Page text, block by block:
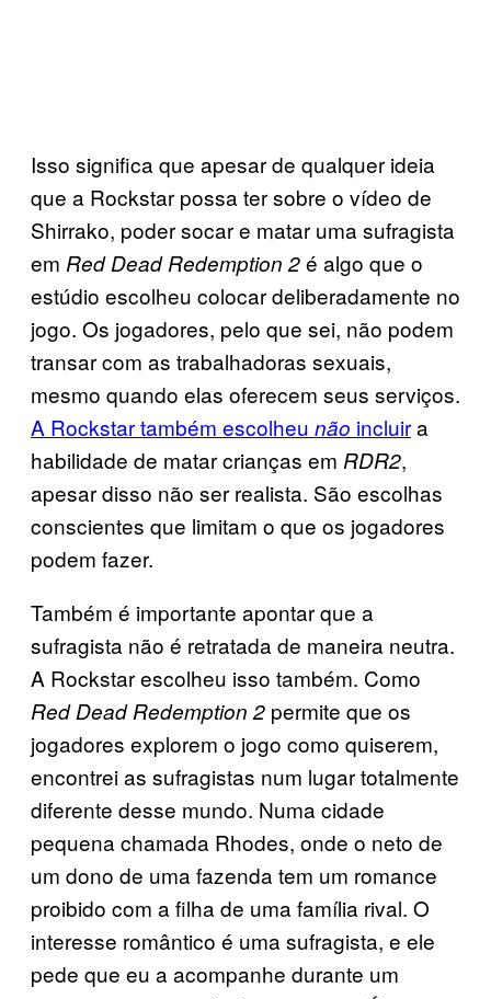
Isso significa que apesar de qualquer ideia
que a Rockstar possa ter sobre o vídeo de
Shirrako, poder socar e matar uma sufragista
em Red Dead Redemption 2é algo que o
estúdio escolheu colocar deliberadamente no
jogo. Os jogadores, pelo que sei, não podem
transar com as trabalhadoras sexuais,
mesmo quando elas oferecem seus serviços.
A Rockstar também escolheu não incluira
habilidade de matar crianças em RDR2,
apesar disso não ser realista. São escolhas
conscientes que limitam o que os jogadores
podem fazer.
Também é importante apontar que a
sufragista não é retratada de maneira neutra.
A Rockstar escolheu isso também. Como
Red Dead Redemption 2 permite que os
jogadores explorem o jogo como quiserem,
encontrei as sufragistas num lugar totalmente
diferente desse mundo. Numa cidade
pequena chamada Rhodes, onde o neto de
um dono de uma fazenda tem um romance
proibido com a filha de uma família rival. O
interesse romântico é uma sufragista, e ele
pede que eu a acompanhe durante um